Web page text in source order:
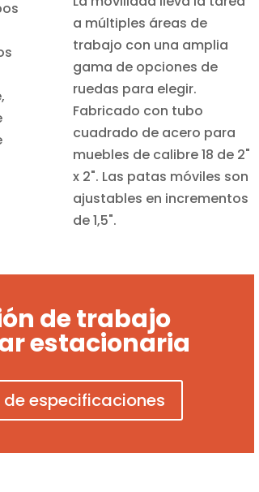
a múltiples áreas de
trabajo con una amplia
gama de opciones de
ruedas para elegir.
Fabricado con tubo
cuadrado de acero para
muebles de calibre 18 de 2"
x 2". Las patas móviles son
ajustables en incrementos
de 1,5".
de trabajo
estacionaria
de especificaciones